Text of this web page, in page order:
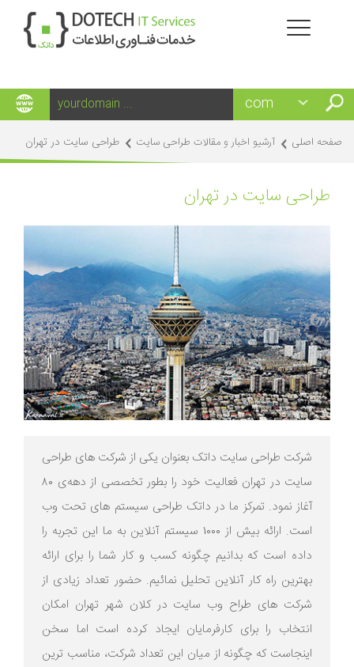
صفحه اصلی آرشیو اخبار و مقالات طراحی سایت طراحی سایت در تهران
طراحی سایت در تهران
شرکت طراحی سایت داتک بعنوان یکی از شرکت های طراحی
سایت در تهران فعالیت خود را بطور تخصصی از دهه‌ی 80
آغاز نمود. تمرکز ما در داتک طراحی سیستم های تحت وب
است. ارائه بیش از 1000 سیستم آنلاین به ما این تجربه را
داده است که بدانیم چگونه کسب و کار شما را برای ارائه
بهترین راه کار آنلاین تحلیل نمائیم. حضور تعداد زیادی از
شرکت های طراح وب سایت در کلان شهر تهران امکان
انتخاب را برای کارفرمایان ایجاد کرده است اما سخن
اینجاست که چگونه از میان این تعداد شرکت، مناسب ترین